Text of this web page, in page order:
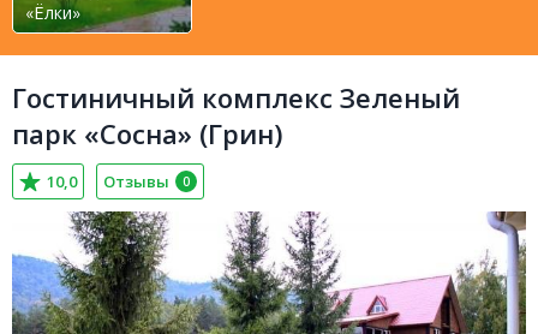
«Ёлки»
Гостиничный комплекс Зеленый
парк «Сосна» (Грин)
10,0 Отзывы 0
Северодвинск